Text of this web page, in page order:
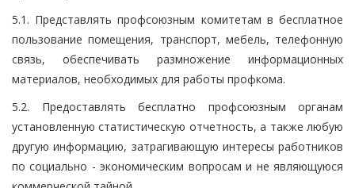
5.1. Представлять профсоюзным комитетам в бесплатное
пользование помещения, транспорт, мебель, телефонную
связь, обеспечивать размножение информационных
материалов, необходимых для работы профкома.
5.2. Предоставлять бесплатно профсоюзным органам
установленную статистическую отчетность, а также любую
другую информацию, затрагивающую интересы работников
по социально - экономическим вопросам и не являющуюся